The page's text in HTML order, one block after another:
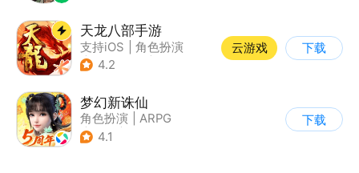
天龙八部手游
支持iOS
角色扮演
| MMORPG
4.2
云游戏 下载
梦幻新诛仙
角色扮演
ARPG
| 仙侠
4.1
下载